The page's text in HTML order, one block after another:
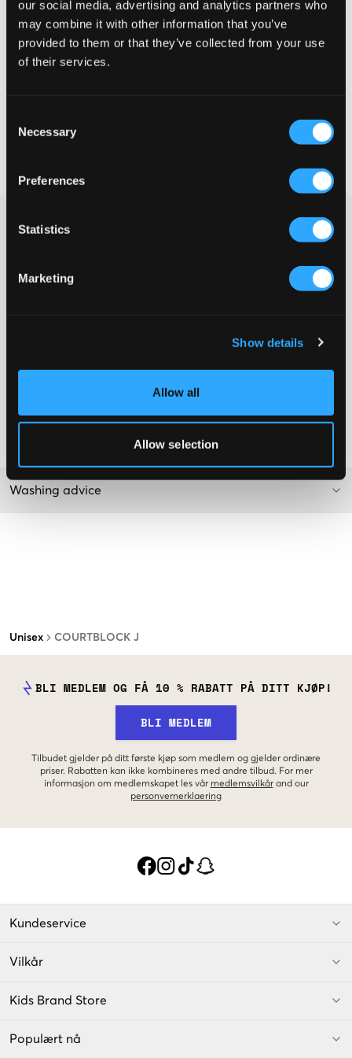
our social media, advertising and analytics partners who
may combine it with other information that you’ve
provided to them or that they’ve collected from your use
of their services.
Selection
Necessary
Preferences
Statistics
Marketing
Show details
Allow all
Allow selection
Unisex COURTBLOCK J
Liten Riktig
Retur- og bytterett i 60 dager
Adidas Courtblock J er en unisex-sneaker som kombinerer
klassisk basketballstil med moderne komfort, perfekt for daglig
Robust konstruksjon for langvarig bruk
Diskret Adidas-branding for en tidløs look
Supplier color/color code: FTWWHT/CBLACK/OWHITE
Washing advice
BLI MEDLEM OG FÅ 10 % RABATT PÅ DITT KJØP!
BLI MEDLEM
Tilbudet gjelder på ditt første kjøp som medlem og gjelder ordinære
priser. Rabatten kan ikke kombineres med andre tilbud. For mer
informasjon om medlemskapet les vår medlemsvilkår and our
personvernerklaering
Kundeservice
Vilkår
Kids Brand Store
Populært nå